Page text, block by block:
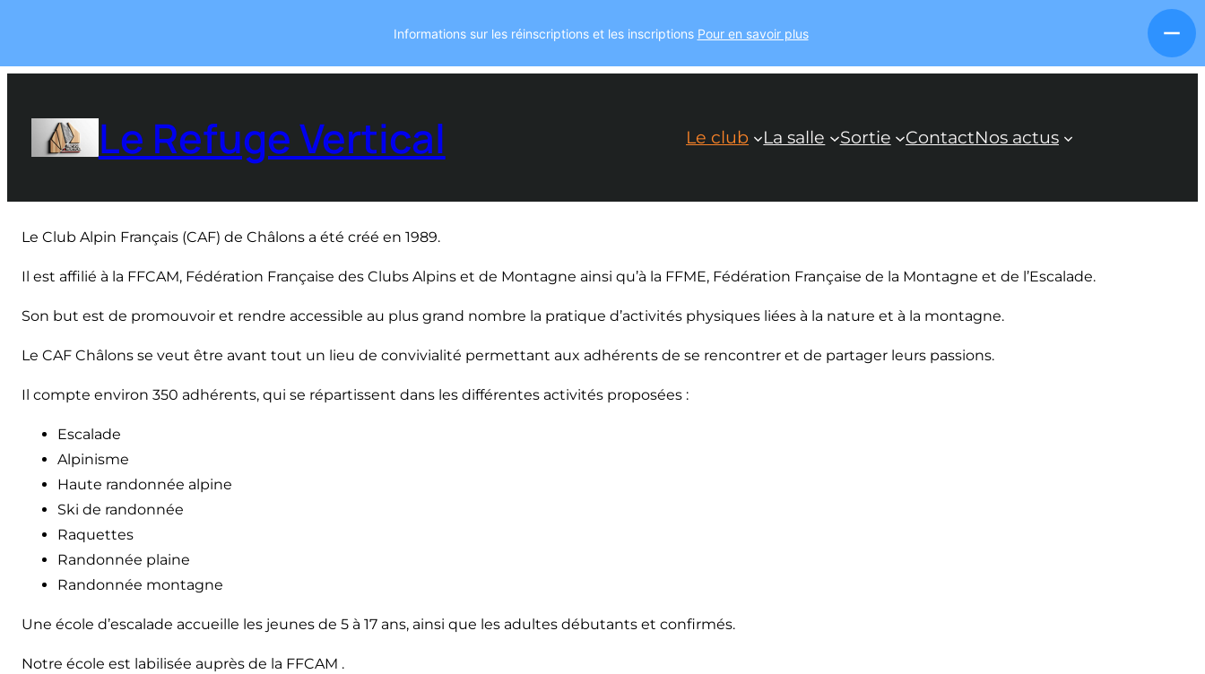
contenu
Le Refuge Vertical Le club La salle Sortie ContactNos actus
Le Club Alpin Français (CAF) de Châlons a été créé en 1989.
Il est affilié à la FFCAM, Fédération Française des Clubs Alpins et de Montagne ainsi qu’à la FFME, Fédération Française de la Montagne et de l’Escalade.
Son but est de promouvoir et rendre accessible au plus grand nombre la pratique d’activités physiques liées à la nature et à la montagne.
Le CAF Châlons se veut être avant tout un lieu de convivialité permettant aux adhérents de se rencontrer et de partager leurs passions.
Il compte environ 350 adhérents, qui se répartissent dans les différentes activités proposées :
Escalade
Alpinisme
Haute randonnée alpine
Ski de randonnée
Raquettes
Randonnée plaine
Randonnée montagne
Une école d’escalade accueille les jeunes de 5 à 17 ans, ainsi que les adultes débutants et confirmés.
Notre école est labilisée auprès de la FFCAM .
Informations sur les réinscriptions et les inscriptions Pour en savoir plus